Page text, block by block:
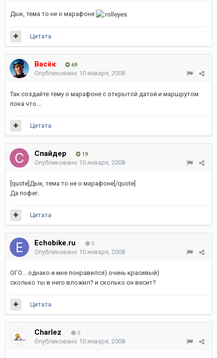
Дык, тема то не о марафоне
Цитата
Васёк 69
Опубликовано 10 января, 2008
Так создайте тему о марафоне с открытой датой и маршрутом
пока что....
Цитата
Спайдер 19
Опубликовано 10 января, 2008
[quote]Дык, тема то не о марафоне[/quote]
Да пофег.
Цитата
Echobike.ru 0
Опубликовано 10 января, 2008
ОГО... однако и мне понравился) очень красивый)
сколько ты в него вложил? и сколько он весит?
Цитата
Charlez 0
Опубликовано 10 января, 2008